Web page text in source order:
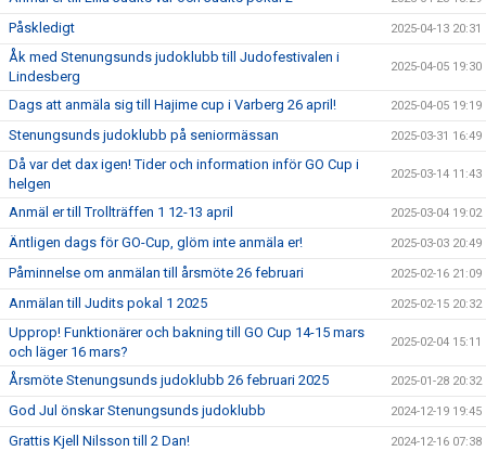
Påskledigt 2025-04-13 20:31
Åk med Stenungsunds judoklubb till Judofestivalen i
Lindesberg
2025-04-05 19:30
Dags att anmäla sig till Hajime cup i Varberg 26 april! 2025-04-05 19:19
Stenungsunds judoklubb på seniormässan 2025-03-31 16:49
Då var det dax igen! Tider och information inför GO Cup i
helgen
2025-03-14 11:43
Anmäl er till Trollträffen 1 12-13 april 2025-03-04 19:02
Äntligen dags för GO-Cup, glöm inte anmäla er! 2025-03-03 20:49
Påminnelse om anmälan till årsmöte 26 februari 2025-02-16 21:09
Anmälan till Judits pokal 1 2025 2025-02-15 20:32
Upprop! Funktionärer och bakning till GO Cup 14-15 mars
och läger 16 mars?
2025-02-04 15:11
Årsmöte Stenungsunds judoklubb 26 februari 2025 2025-01-28 20:32
God Jul önskar Stenungsunds judoklubb 2024-12-19 19:45
Grattis Kjell Nilsson till 2 Dan! 2024-12-16 07:38